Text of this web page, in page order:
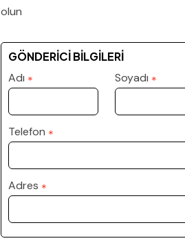
olun
GÖNDERİCİ BİLGİLERİ
Adı * Soyadı *
Telefon *
Adres *